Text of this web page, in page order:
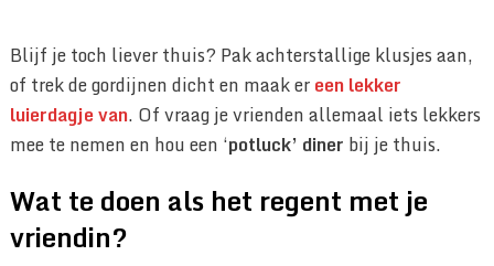
Blijf je toch liever thuis? Pak achterstallige klusjes aan,
of trek de gordijnen dicht en maak ereen lekker
luierdagje van. Of vraag je vrienden allemaal iets lekkers
mee te nemen en hou een ‘potluck’ diner bij je thuis.
Wat te doen als het regent met je
vriendin?